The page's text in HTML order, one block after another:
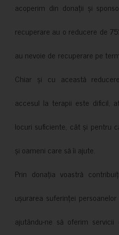
acoperim din donații și
recuperare au o reducere de
au nevoie de recuperare pe
Chiar și cu această
accesul la terapii este dificil,
locuri suficiente, cât și pentru
și oameni care să îi ajute.
Prin donația voastră
ușurarea suferinței
ajutându-ne să oferim